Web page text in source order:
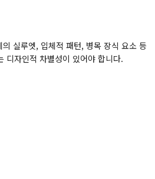
실루엣, 입체적 패턴, 병목 장식 요소 등
디자인적 차별성이 있어야 합니다.